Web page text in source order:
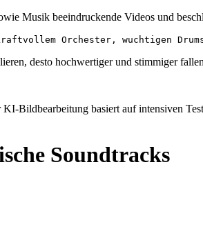
Musik beeindruckende Videos und
Orchester, wuchtigen
desto hochwertiger und stimmiger
Bildbearbeitung basiert auf intensiven
Soundtracks